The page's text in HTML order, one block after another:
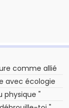
comme allié
avec écologie
physique "